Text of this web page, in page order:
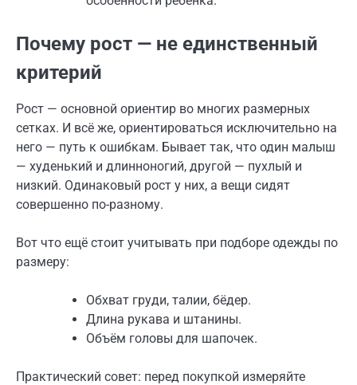
Почему рост — не единственный
критерий
Рост — основной ориентир во многих размерных
сетках. И всё же, ориентироваться исключительно на
него — путь к ошибкам. Бывает так, что один малыш
— худенький и длинноногий, другой — пухлый и
низкий. Одинаковый рост у них, а вещи сидят
совершенно по-разному.
Вот что ещё стоит учитывать при подборе одежды по
размеру:
Обхват груди, талии, бёдер.
Длина рукава и штанины.
Объём головы для шапочек.
Практический совет: перед покупкой измеряйте